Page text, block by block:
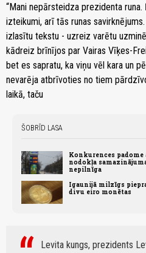
“Mani nepārsteidza prezidenta
izteikumi, arī tās runas
izlasītu tekstu - uzreiz varētu
kādreiz brīnījos par Vairas Vīķes-
bet es sapratu, ka viņu vēl kara un
nevarēja atbrīvoties no tiem
laikā, taču
ŠOBRĪD LASA
Konkurences
nodokļa
nepilnīga
Igaunijā milzīgs
divu eiro monētas
Levita kungs, prezidents